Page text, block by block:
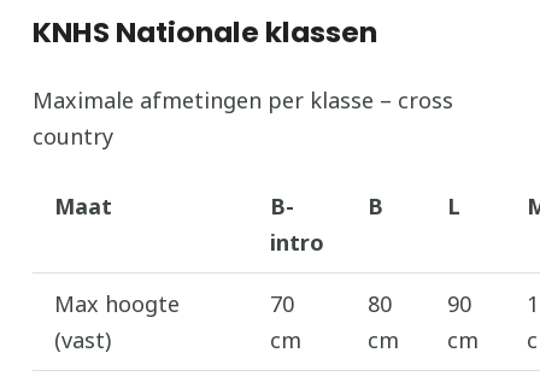
KNHS Nationale klassen
Maximale afmetingen per klasse – cross
country
Maat
B-
intro
B L
Max hoogte
(vast)
70
cm
80
cm
90
cm